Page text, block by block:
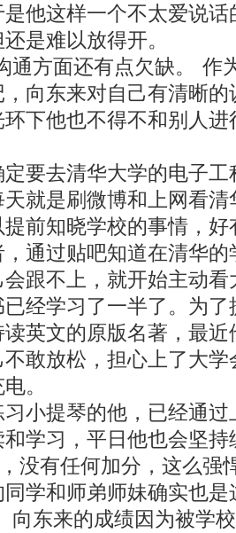
他这样一个不太爱说
是难以放得开。
通方面还有点欠缺。
作
向东来对自己有清晰
下他也不得不和别人
去清华大学的电子工
就是刷微博和上网看
前知晓学校的事情，好
过贴吧知道在清华的
跟不上，就开始主动
经学习了一半了。为
英文的原版名著，最
敢放松，担心上了大
。
提琴的他，已经通过
学习，平日他也会坚持
没有任何加分，这么强
学和师弟师妹确实也是
向东来的成绩因为被学